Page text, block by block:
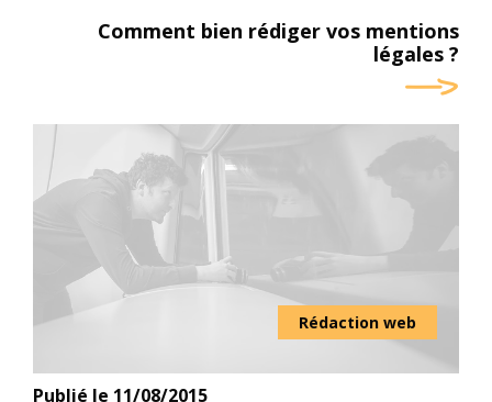
Comment bien rédiger vos mentions
légales ?
Rédaction web
Publié le 11/08/2015